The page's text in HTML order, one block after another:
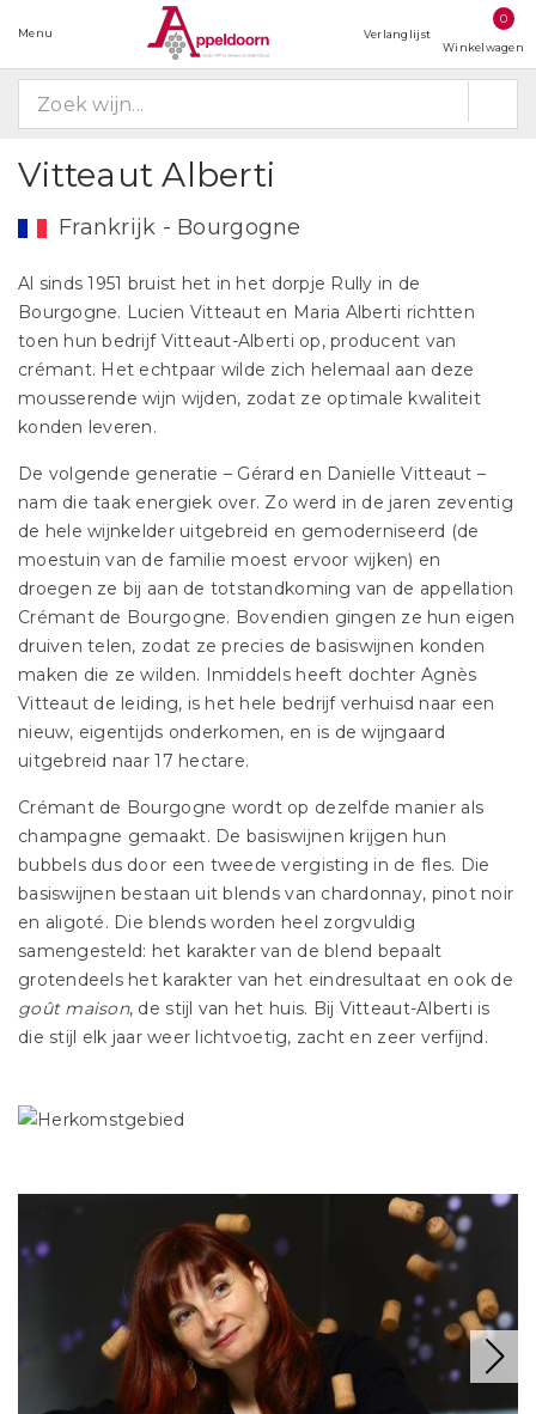
Menu Verlanglijst
0
Winkelwagen
Vitteaut Alberti
Frankrijk - Bourgogne
Al sinds 1951 bruist het in het dorpje Rully in de
Bourgogne. Lucien Vitteaut en Maria Alberti richtten
toen hun bedrijf Vitteaut-Alberti op, producent van
crémant. Het echtpaar wilde zich helemaal aan deze
mousserende wijn wijden, zodat ze optimale kwaliteit
konden leveren.
De volgende generatie – Gérard en Danielle Vitteaut –
nam die taak energiek over. Zo werd in de jaren zeventig
de hele wijnkelder uitgebreid en gemoderniseerd (de
moestuin van de familie moest ervoor wijken) en
droegen ze bij aan de totstandkoming van de appellation
Crémant de Bourgogne. Bovendien gingen ze hun eigen
druiven telen, zodat ze precies de basiswijnen konden
maken die ze wilden. Inmiddels heeft dochter Agnès
Vitteaut de leiding, is het hele bedrijf verhuisd naar een
nieuw, eigentijds onderkomen, en is de wijngaard
uitgebreid naar 17 hectare.
Crémant de Bourgogne wordt op dezelfde manier als
champagne gemaakt. De basiswijnen krijgen hun
bubbels dus door een tweede vergisting in de fles. Die
basiswijnen bestaan uit blends van chardonnay, pinot noir
en aligoté. Die blends worden heel zorgvuldig
samengesteld: het karakter van de blend bepaalt
grotendeels het karakter van het eindresultaat en ook de
goût maison, de stijl van het huis. Bij Vitteaut-Alberti is
die stijl elk jaar weer lichtvoetig, zacht en zeer verfijnd.